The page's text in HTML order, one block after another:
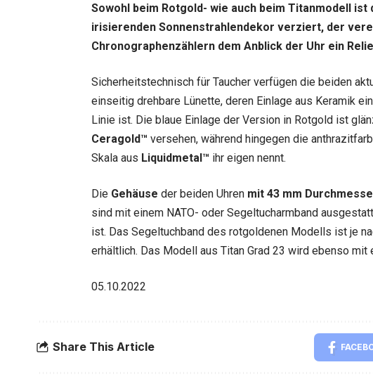
Sowohl beim Rotgold- wie auch beim Titanmodell
irisierenden Sonnenstrahlendekor verziert, der
Chronographenzählern dem Anblick der Uhr ein
Sicherheitstechnisch für Taucher verfügen die beiden
einseitig drehbare Lünette, deren Einlage aus Keramik
Linie ist. Die blaue Einlage der Version in Rotgold ist
Ceragold™ versehen, während hingegen die
Skala aus Liquidmetal™ ihr eigen nennt.
Die Gehäuse der beiden Uhren mit 43 mm
sind mit einem NATO- oder Segeltucharmband
ist. Das Segeltuchband des rotgoldenen Modells ist je
erhältlich. Das Modell aus Titan Grad 23 wird ebenso mit
05.10.2022
Share This Article